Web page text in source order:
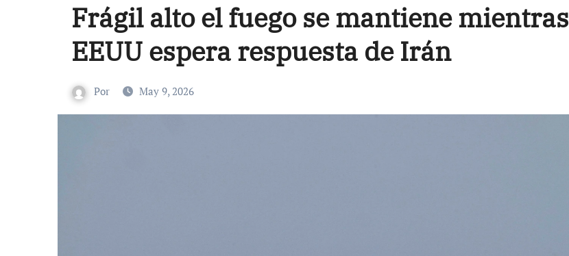
Frágil alto el fuego se mantiene mientras
EEUU espera respuesta de Irán
Por May 9, 2026